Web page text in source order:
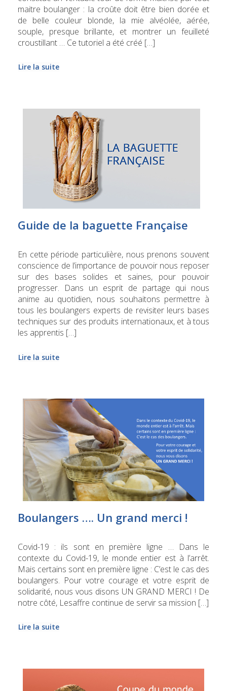
maitre boulanger : la croûte doit être bien dorée et
de belle couleur blonde, la mie alvéolée, aérée,
souple, presque brillante, et montrer un feuilleté
croustillant … Ce tutoriel a été créé […]
Lire la suite
Guide de la baguette Française
En cette période particulière, nous prenons souvent
conscience de l’importance de pouvoir nous reposer
sur des bases solides et saines, pour pouvoir
progresser. Dans un esprit de partage qui nous
anime au quotidien, nous souhaitons permettre à
tous les boulangers experts de revisiter leurs bases
techniques sur des produits internationaux, et à tous
les apprentis […]
Lire la suite
Boulangers …. Un grand merci !
Covid-19 : ils sont en première ligne … Dans le
contexte du Covid-19, le monde entier est à l’arrêt.
Mais certains sont en première ligne : C’est le cas des
boulangers. Pour votre courage et votre esprit de
solidarité, nous vous disons UN GRAND MERCI ! De
notre côté, Lesaffre continue de servir sa mission […]
Lire la suite